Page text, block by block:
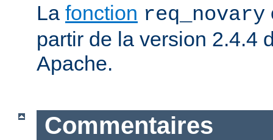
La fonction req_novary
partir de la version 2.4.4
Apache.
Commentaires